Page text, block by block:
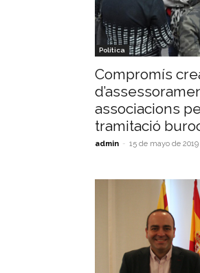
Política
Compromís
associacions
tramitació
admin - 15 de mayo de 2019